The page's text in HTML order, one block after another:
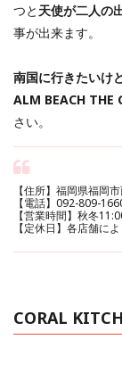
つと 天使が二人の
事が出来ます。
南国に行きたいけ
ALM BEACH THE
さい。
【住所】福岡県福岡
【電話】092-809-
【営業時間】秋冬
【定休日】各店舗に
CORAL